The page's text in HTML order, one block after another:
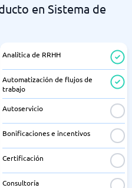
en Sistema de
Analítica de RRHH
Automatización de flujos de
trabajo
Autoservicio
Bonificaciones e incentivos
Certificación
Consultoría